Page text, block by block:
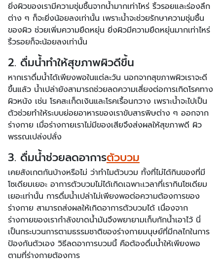
ยิ่งผิวของเรามีความชุ่มชื้นจากน้ำมากเท่าไหร่ ริ้วรอยและร่องลึก
ต่าง ๆ ก็จะยิ่งน้อยลงเท่านั้น เพราะน้ำจะช่วยรักษาความชุ่มชื้น
ของผิว ช่วยเพิ่มความยืดหยุ่น ยิ่งผิวมีความยืดหยุ่นมากเท่าไหร่
ริ้วรอยก็จะน้อยลงเท่านั้น
2. ดื่มน้ำทำให้สุขภาพผิวดีขึ้น
หากเราดื่มน้ำได้เพียงพอในแต่ละวัน นอกจากสุขภาพผิวเราจะดี
ขึ้นแล้ว น้ำเปล่ายังสามารถช่วยลดความเสี่ยงต่อการเกิดโรคทาง
ผิวหนัง เช่น โรคสะเก็ดเงินและโรคเรื้อนกวาง เพราะน้ำจะไปเป็น
ตัวช่วยทำให้ระบบย่อยอาหารของเราขับสารพิษต่าง ๆ ออกจาก
ร่างกาย เมื่อร่างกายเราไม่มีของเสียจึงส่งผลให้สุขภาพดี ผิว
พรรณเปล่งปลั่ง
3. ดื่มน้ำช่วยลดอาการตัวบวม
เคยสังเกตกันบ้างหรือไม่ ว่าทำไมตัวบวม ทั้งที่ไม่ได้กินของที่มี
โซเดียมเยอะ อาการตัวบวมไม่ได้เกิดเฉพาะเวลาที่เรากินโซเดียม
เยอะเท่านั้น การดื่มน้ำเปล่าไม่เพียงพอต่อความต้องการของ
ร่างกาย สามารถส่งผลให้เกิดอาการตัวบวมได้ เนื่องจาก
ร่างกายของเรากำลังขาดน้ำมันจึงพยายามเก็บกักน้ำเอาไว้ นี่
เป็นกระบวนการตามธรรมชาติของร่างกายมนุษย์ที่มีกลไกในการ
ป้องกันตัวเอง วิธีลดอาการบวมนี้ คือต้องดื่มน้ำให้เพียงพอ
ตามที่ร่างกายต้องการ